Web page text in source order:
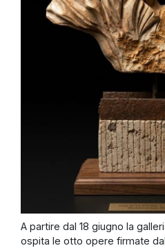
A partire dal 18 giugno la
ospita le otto opere firmate